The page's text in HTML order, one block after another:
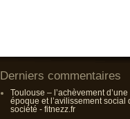
Derniers commentaires
Toulouse – l’achèvement d’une
époque et l’avilissement social
société - fitnezz.fr